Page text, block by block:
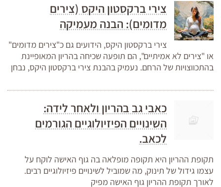
צירי ברקסטון היקס (צירים
מדומים): הבנה מעמיקה
צירי ברקסטון היקס, הידועים גם כ"צירים מדומים"
או "צירים לא אמיתיים", הם תופעה שכיחה בהריון המאופיינת
בהתכווצויות של הרחם. נעמיק בהבנת צירי ברקסטון היקס, נבחן
כאבי גב בהריון ולאחר לידה:
השינויים הפיזיולוגיים הגורמים
לכאב.
תקופת ההריון היא תקופה מופלאה בה גוף האישה לוקח על
עצמו גידול של תינוק, מה שמוביל לשינויים פיזיולוגיים רבים.
לאורך תקופת ההריון גוף האישה מפיק